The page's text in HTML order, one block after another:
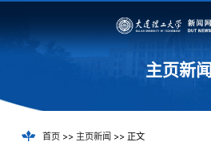
主页新闻
首页>> 主页新闻 >> 正文